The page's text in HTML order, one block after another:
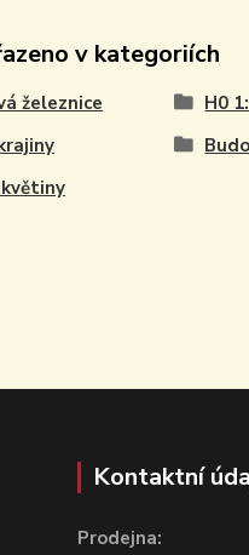
v kategoriích
železnice H0
Kontaktní
Prodejna: